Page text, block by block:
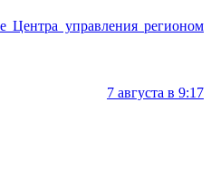
управления регионом
7 августа в 9:17